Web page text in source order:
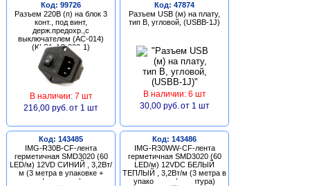
Код: 99726
Разъем 220В (п) на блок 3
конт., под винт,
держ.предохр.,с
выключателем (AC-014)
(KLS1-AS-303-1)
В наличии: 7 шт
216,00 руб. от 1 шт
Код: 47874
Разъем USB (м) на плату,
тип В, угловой, (USBB-1J)
В наличии: 6 шт
30,00 руб. от 1 шт
Код: 143485
IMG-R30B-CF-лента
герметичная SMD3020 (60
LED/м) 12VD СИНИЙ , 3,2Вт/
м (3 метра в упаковке +
фурнитура)
Код: 143486
IMG-R30WW-CF-лента
герметичная SMD3020 (60
LED/м) 12VDC БЕЛЫЙ
ТЕПЛЫЙ , 3,2Вт/м (3 метра в
упаковке + фурнитура)